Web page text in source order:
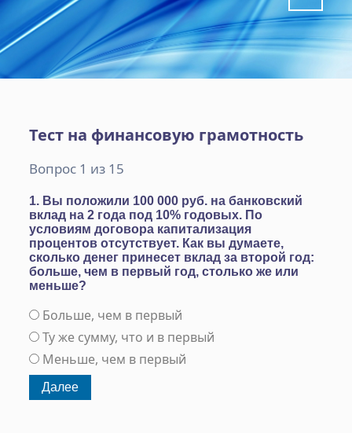
Тест на финансовую грамотность
Вопрос 1 из 15
1. Вы положили 100 000 руб. на банковский
вклад на 2 года под 10% годовых. По
условиям договора капитализация
процентов отсутствует. Как вы думаете,
сколько денег принесет вклад за второй год:
больше, чем в первый год, столько же или
меньше?
Больше, чем в первый
Ту же сумму, что и в первый
Меньше, чем в первый